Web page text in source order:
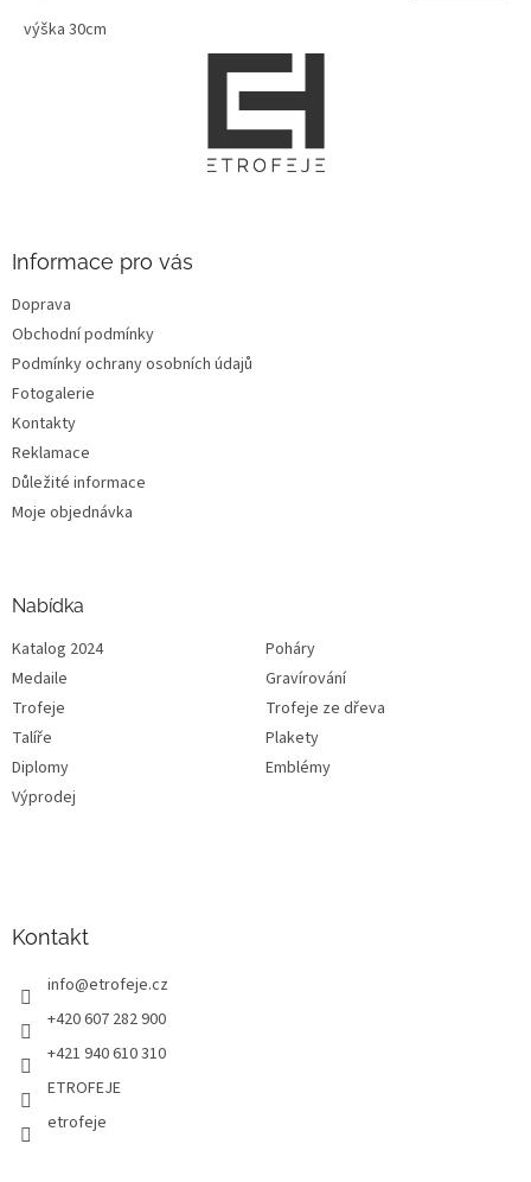
výška 30cm
Informace pro vás
Doprava
Obchodní podmínky
Podmínky ochrany osobních údajů
Fotogalerie
Kontakty
Reklamace
Důležité informace
Moje objednávka
Nabídka
Katalog 2024
Poháry
Medaile
Gravírování
Trofeje
Trofeje ze dřeva
Talíře
Plakety
Diplomy
Emblémy
Výprodej
Kontakt
info@etrofeje.cz
+420 607 282 900
+421 940 610 310
ETROFEJE
etrofeje